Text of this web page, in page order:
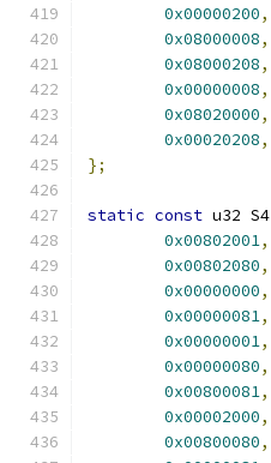
0x00000200,
0x08000008,
0x08000208,
0x00000008,
0x08020000,
0x00020208,
};
static const u32 S4
0x00802001,
0x00802080,
0x00000000,
0x00000081,
0x00000001,
0x00000080,
0x00800081,
0x00002000,
0x00800080,